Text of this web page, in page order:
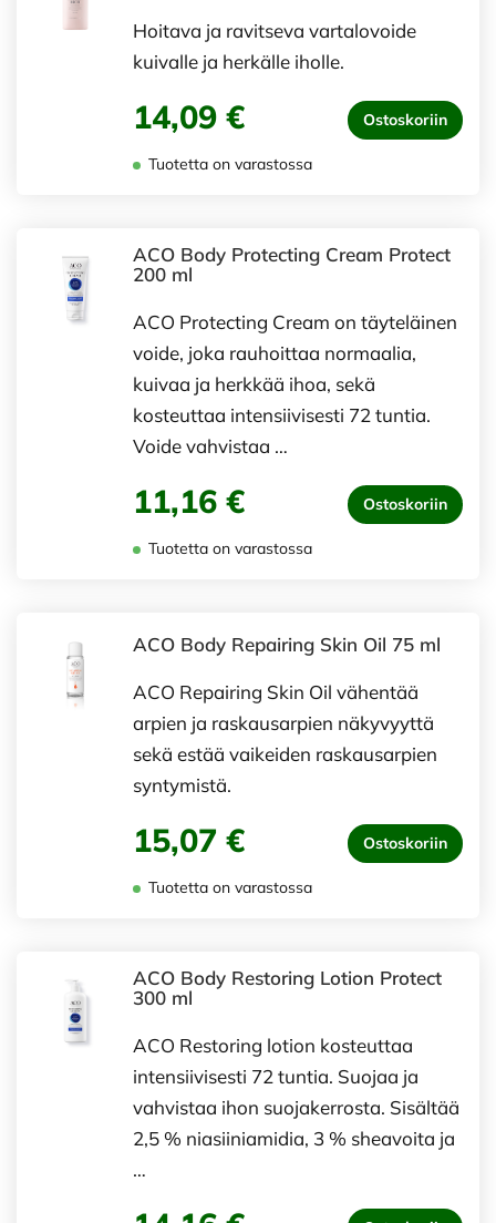
Hoitava ja ravitseva vartalovoide
kuivalle ja herkälle iholle.
14,09 € Ostoskoriin
Tuotetta on varastossa
ACO Body Protecting Cream Protect
200 ml
ACO Protecting Cream on täyteläinen
voide, joka rauhoittaa normaalia,
kuivaa ja herkkää ihoa, sekä
kosteuttaa intensiivisesti 72 tuntia.
Voide vahvistaa …
11,16 € Ostoskoriin
Tuotetta on varastossa
ACO Body Repairing Skin Oil 75 ml
ACO Repairing Skin Oil vähentää
arpien ja raskausarpien näkyvyyttä
sekä estää vaikeiden raskausarpien
syntymistä.
15,07 € Ostoskoriin
Tuotetta on varastossa
ACO Body Restoring Lotion Protect
300 ml
ACO Restoring lotion kosteuttaa
intensiivisesti 72 tuntia. Suojaa ja
vahvistaa ihon suojakerrosta. Sisältää
2,5 % niasiiniamidia, 3 % sheavoita ja
…